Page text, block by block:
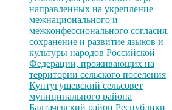
направленных на укрепление
межнационального и
межконфессионального согласия,
сохранение и развитие языков и
культуры народов Российской
Федерации, проживающих на
территории сельского поселения
Кунтугушевский сельсовет
муниципального района
Балтачевский район Республики